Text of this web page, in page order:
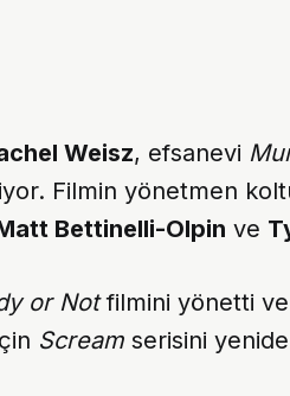
Weisz, efsanevi
Filmin yönetmen
Bettinelli-Olpin ve
or Notfilmini yönetti ve
Scream serisini